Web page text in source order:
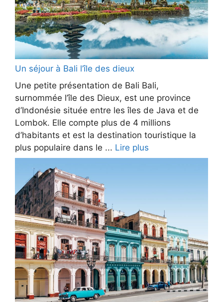
Un séjour à Bali l’île des dieux
Une petite présentation de Bali Bali,
surnommée l’île des Dieux, est une province
d’Indonésie située entre les îles de Java et de
Lombok. Elle compte plus de 4 millions
d’habitants et est la destination touristique la
plus populaire dans le ... Lire plus